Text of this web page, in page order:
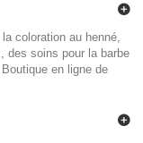
coloration au henné,
des soins pour la barbe
en ligne de